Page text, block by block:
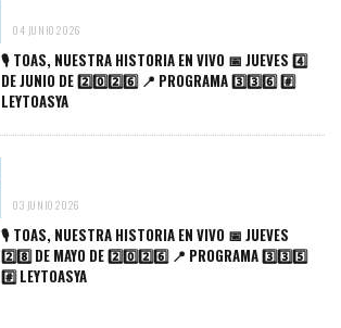
04 JUNIO 2026
🎙️ TOAS, NUESTRA HISTORIA EN VIVO 📅 JUEVES 4️⃣
DE JUNIO DE 2️⃣0️⃣2️⃣6️⃣ 📍 PROGRAMA 3️⃣3️⃣6️⃣ #️⃣
LEYTOASYA
03 JUNIO 2026
🎙️ TOAS, NUESTRA HISTORIA EN VIVO 📅 JUEVES
2️⃣8️⃣ DE MAYO DE 2️⃣0️⃣2️⃣6️⃣ 📍 PROGRAMA 3️⃣3️⃣5️⃣
#️⃣ LEYTOASYA